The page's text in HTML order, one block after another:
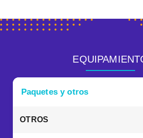
Paquetes y otros
OTROS